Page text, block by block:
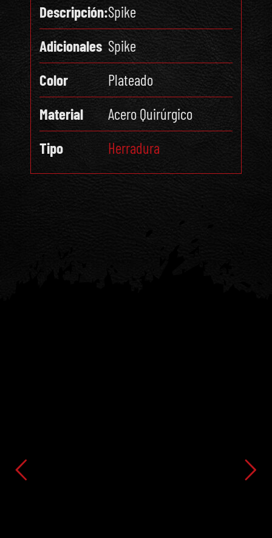
Descripción:Spike
Adicionales Spike
Color
Plateado
Material
Acero Quirúrgico
Tipo
Herradura